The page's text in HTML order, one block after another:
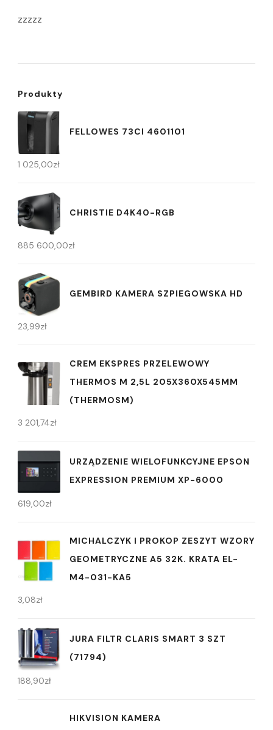
zzzzz
Produkty
FELLOWES 73CI 4601101
1 025,00zł
CHRISTIE D4K40-RGB
885 600,00zł
GEMBIRD KAMERA SZPIEGOWSKA HD
23,99zł
CREM EKSPRES PRZELEWOWY
THERMOS M 2,5L 205X360X545MM
(THERMOSM)
3 201,74zł
URZĄDZENIE WIELOFUNKCYJNE EPSON
EXPRESSION PREMIUM XP-6000
619,00zł
MICHALCZYK I PROKOP ZESZYT WZORY
GEOMETRYCZNE A5 32K. KRATA EL-
M4-031-KA5
3,08zł
JURA FILTR CLARIS SMART 3 SZT
(71794)
188,90zł
HIKVISION KAMERA